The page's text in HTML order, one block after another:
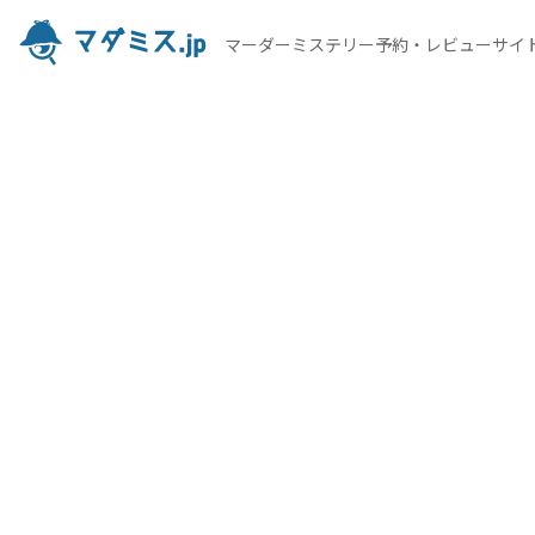
マーダーミステリー予約・レビューサイ